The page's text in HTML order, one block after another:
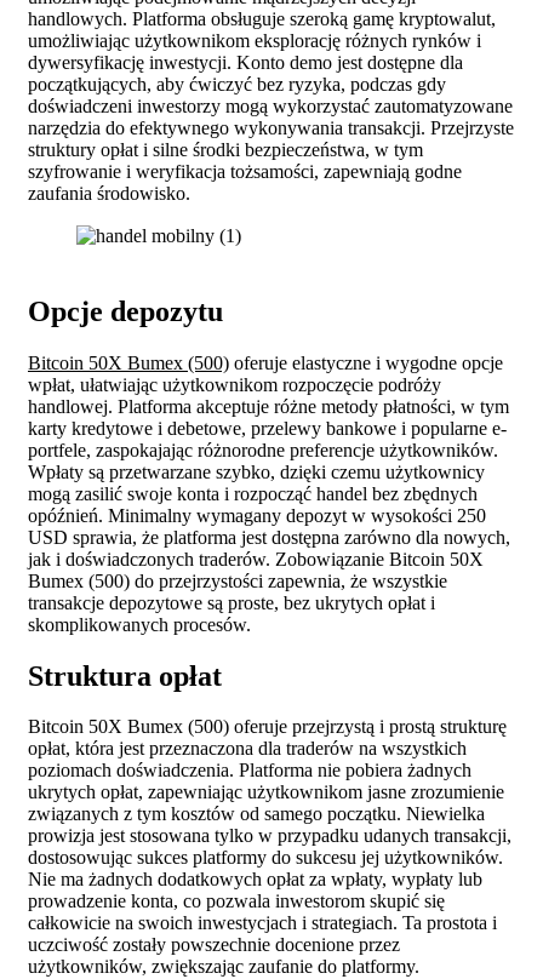
handlowych. Platforma obsługuje szeroką gamę kryptowalut,
umożliwiając użytkownikom eksplorację różnych rynków i
dywersyfikację inwestycji. Konto demo jest dostępne dla
początkujących, aby ćwiczyć bez ryzyka, podczas gdy
doświadczeni inwestorzy mogą wykorzystać zautomatyzowane
narzędzia do efektywnego wykonywania transakcji. Przejrzyste
struktury opłat i silne środki bezpieczeństwa, w tym
szyfrowanie i weryfikacja tożsamości, zapewniają godne
zaufania środowisko.
Opcje depozytu
Bitcoin 50X Bumex (500) oferuje elastyczne i wygodne opcje
wpłat, ułatwiając użytkownikom rozpoczęcie podróży
handlowej. Platforma akceptuje różne metody płatności, w tym
karty kredytowe i debetowe, przelewy bankowe i popularne e-
portfele, zaspokajając różnorodne preferencje użytkowników.
Wpłaty są przetwarzane szybko, dzięki czemu użytkownicy
mogą zasilić swoje konta i rozpocząć handel bez zbędnych
opóźnień. Minimalny wymagany depozyt w wysokości 250
USD sprawia, że platforma jest dostępna zarówno dla nowych,
jak i doświadczonych traderów. Zobowiązanie Bitcoin 50X
Bumex (500) do przejrzystości zapewnia, że wszystkie
transakcje depozytowe są proste, bez ukrytych opłat i
skomplikowanych procesów.
Struktura opłat
Bitcoin 50X Bumex (500) oferuje przejrzystą i prostą strukturę
opłat, która jest przeznaczona dla traderów na wszystkich
poziomach doświadczenia. Platforma nie pobiera żadnych
ukrytych opłat, zapewniając użytkownikom jasne zrozumienie
związanych z tym kosztów od samego początku. Niewielka
prowizja jest stosowana tylko w przypadku udanych transakcji,
dostosowując sukces platformy do sukcesu jej użytkowników.
Nie ma żadnych dodatkowych opłat za wpłaty, wypłaty lub
prowadzenie konta, co pozwala inwestorom skupić się
całkowicie na swoich inwestycjach i strategiach. Ta prostota i
uczciwość zostały powszechnie docenione przez
użytkowników, zwiększając zaufanie do platformy.